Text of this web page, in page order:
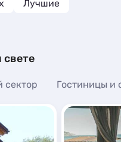
Лучшие
сектор Гостиницы и